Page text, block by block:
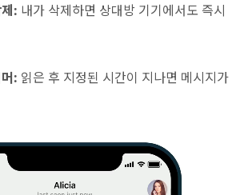
: 내가 삭제하면 상대방 기기에서도 즉시
: 읽은 후 지정된 시간이 지나면 메시지가